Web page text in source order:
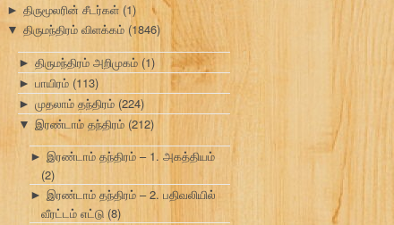
► திருமூலரின் சீடர்கள் (1)
▼ திருமந்திரம் விளக்கம் (1846)
► திருமந்திரம் அறிமுகம் (1)
► பாயிரம் (113)
► முதலாம் தந்திரம் (224)
▼ இரண்டாம் தந்திரம் (212)
► இரண்டாம் தந்திரம் – 1. அகத்தியம்
(2)
► இரண்டாம் தந்திரம் – 2. பதிவலியில்
வீரட்டம் எட்டு (8)